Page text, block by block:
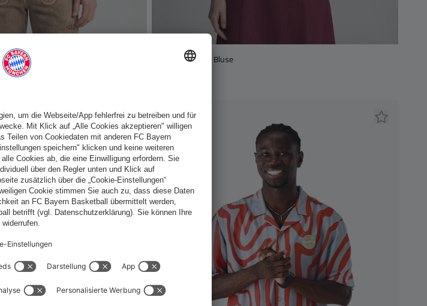
Damen Dirndl Bluse
Deutschlandbleiben?
, um dorthin zu liefern!
, um dorthin zu liefern!